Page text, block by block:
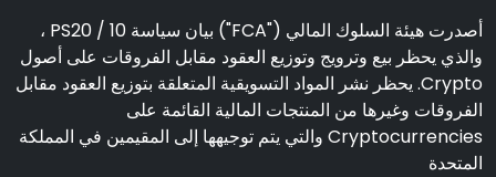
أصدرت هيئة السلوك المالي ("FCA") بيان سياسة PS20 / 10 ،
والذي يحظر بيع وترويج وتوزيع العقود مقابل الفروقات على أصول
Crypto. يحظر نشر المواد التسويقية المتعلقة بتوزيع العقود مقابل
الفروقات وغيرها من المنتجات المالية القائمة على
Cryptocurrencies والتي يتم توجيهها إلى المقيمين في المملكة
المتحدة